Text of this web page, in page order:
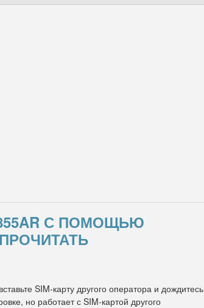
С ПОМОЩЬЮ
SIM-карту другого оператора и дождитесь
но работает с SIM-картой другого